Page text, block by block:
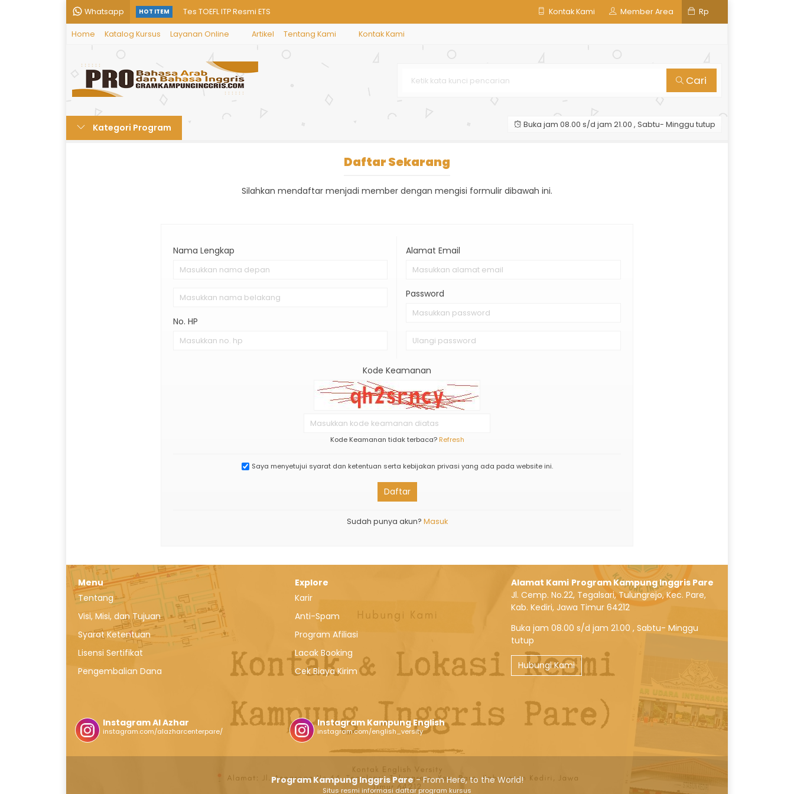
Whatsapp HOT ITEM Tes TOEFL ITP Resmi ETS
Program Tamyiz 1 & 2
Program kursus bahasa Inggris private
Program Kuliah Timur Tengah Arab Saudi
Kontak Kami Member Area Rp
Home Katalog Kursus Layanan Online Artikel Tentang Kami Kontak Kami
Cari
Kategori Program Buka jam 08.00 s/d jam 21.00 , Sabtu- Minggu tutup
Daftar Sekarang
Silahkan mendaftar menjadi member dengan mengisi formulir dibawah ini.
Nama Lengkap
No. HP
Alamat Email
Password
Kode Keamanan
Kode Keamanan tidak terbaca?Refresh
Saya menyetujui syarat dan ketentuan serta kebijakan privasi yang ada pada website ini.
Daftar
Sudah punya akun? Masuk
Menu
Tentang
Visi, Misi, dan Tujuan
Syarat Ketentuan
Lisensi Sertifikat
Pengembalian Dana
Explore
Karir
Anti-Spam
Program Afiliasi
Lacak Booking
Cek Biaya Kirim
Alamat Kami Program Kampung Inggris Pare
Jl. Cemp. No.22, Tegalsari, Tulungrejo, Kec. Pare,
Kab. Kediri, Jawa Timur 64212
Buka jam 08.00 s/d jam 21.00 , Sabtu- Minggu
tutup
Hubungi Kami
Instagram Al Azhar
instagram.com/alazharcenterpare/
Instagram Kampung English
instagram.com/english_versity
Program Kampung Inggris Pare- From Here, to the World!
Situs resmi informasi daftar program kursus